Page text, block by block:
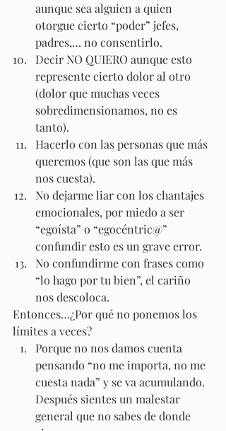
aunque sea alguien a quien
otorgue cierto “poder” jefes,
padres,… no consentirlo.
Decir NO QUIERO aunque esto
represente cierto dolor al otro
(dolor que muchas veces
sobredimensionamos, no es
tanto).
Hacerlo con las personas que más
queremos (que son las que más
nos cuesta).
No dejarme liar con los chantajes
emocionales, por miedo a ser
“egoísta” o “egocéntric@”
confundir esto es un grave error.
No confundirme con frases como
“lo hago por tu bien”, el cariño
nos descoloca.
Entonces…¿Por qué no ponemos los
límites a veces?
Porque no nos damos cuenta
pensando “no me importa, no me
cuesta nada” y se va acumulando.
Después sientes un malestar
general que no sabes de donde